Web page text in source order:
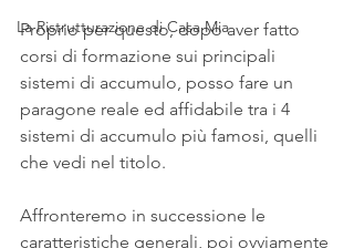
La Ristrutturazione di Casa Mia
Proprio per questo, dopo aver fatto
corsi di formazione sui principali
sistemi di accumulo, posso fare un
paragone reale ed affidabile tra i 4
sistemi di accumulo più famosi, quelli
che vedi nel titolo.
Affronteremo in successione le
caratteristiche generali, poi ovviamente